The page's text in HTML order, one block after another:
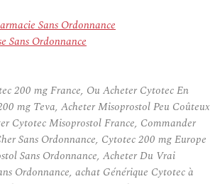
Sans Ordonnance
Sans Ordonnance
200 mg France, Ou Acheter Cytotec En
mg Teva, Acheter Misoprostol Peu Coûteux
Cytotec Misoprostol France, Commander
Sans Ordonnance, Cytotec 200 mg Europe
Sans Ordonnance, Acheter Du Vrai
Ordonnance, achat Générique Cytotec à